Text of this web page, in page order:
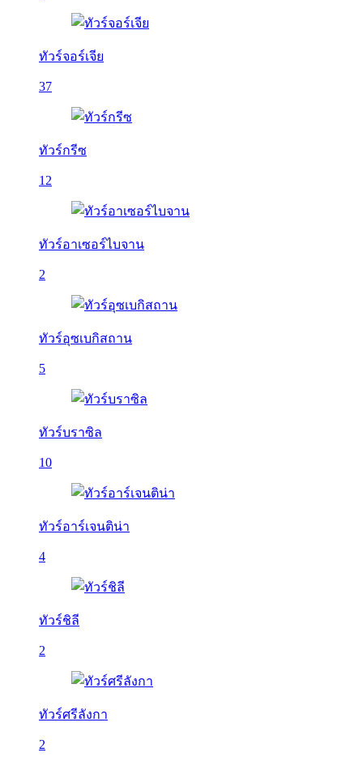
ทัวร์จอร์เจีย
37
ทัวร์กรีซ
12
ทัวร์อาเซอร์ไบจาน
2
ทัวร์อุซเบกิสถาน
5
ทัวร์บราซิล
10
ทัวร์อาร์เจนติน่า
4
ทัวร์ชิลี
2
ทัวร์ศรีลังกา
2